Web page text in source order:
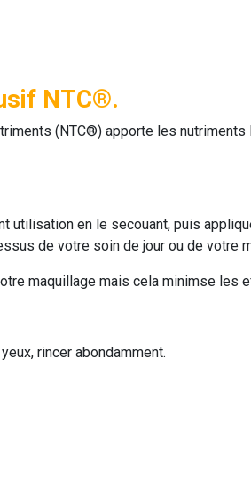
NTC®.
(NTC®) apporte les
utilisation en le secouant, puis
de votre soin de jour ou de votre
maquillage mais cela minimse les
rincer abondamment.